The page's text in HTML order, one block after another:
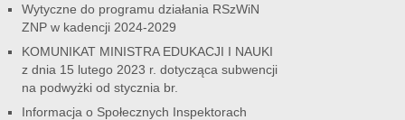
Wytyczne do programu działania RSzWiN
ZNP w kadencji 2024-2029
KOMUNIKAT MINISTRA EDUKACJI I NAUKI
z dnia 15 lutego 2023 r. dotycząca subwencji
na podwyżki od stycznia br.
Informacja o Społecznych Inspektorach